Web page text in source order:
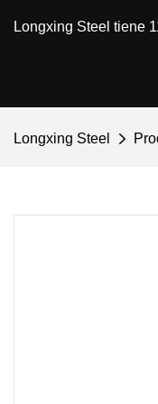
Longxing Steel tiene
Longxing Steel